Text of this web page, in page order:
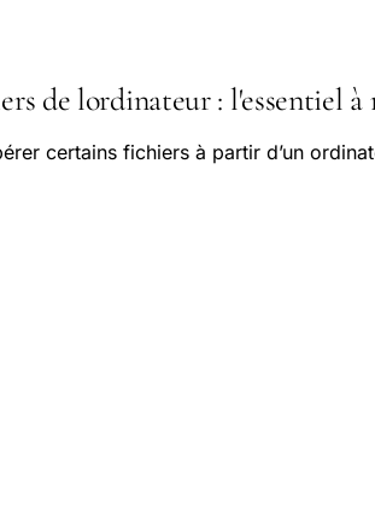
de lordinateur : l'essentiel
certains fichiers à partir d’un